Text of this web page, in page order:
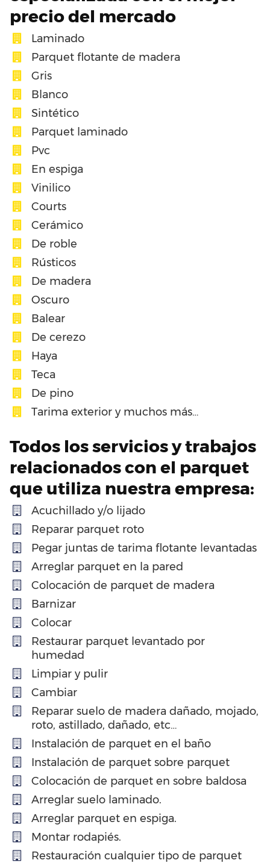
precio del mercado
Laminado
Parquet flotante de madera
Gris
Blanco
Sintético
Parquet laminado
Pvc
En espiga
Vinilico
Courts
Cerámico
De roble
Rústicos
De madera
Oscuro
Balear
De cerezo
Haya
Teca
De pino
Tarima exterior y muchos más…
Todos los servicios y trabajos
relacionados con el parquet
que utiliza nuestra empresa:
Acuchillado y/o lijado
Reparar parquet roto
Pegar juntas de tarima flotante levantadas
Arreglar parquet en la pared
Colocación de parquet de madera
Barnizar
Colocar
Restaurar parquet levantado por
humedad
Limpiar y pulir
Cambiar
Reparar suelo de madera dañado, mojado,
roto, astillado, dañado, etc…
Instalación de parquet en el baño
Instalación de parquet sobre parquet
Colocación de parquet en sobre baldosa
Arreglar suelo laminado.
Arreglar parquet en espiga.
Montar rodapiés.
Restauración cualquier tipo de parquet